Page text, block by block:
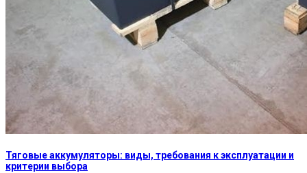
Тяговые аккумуляторы: виды, требования к эксплуатации и
критерии выбора